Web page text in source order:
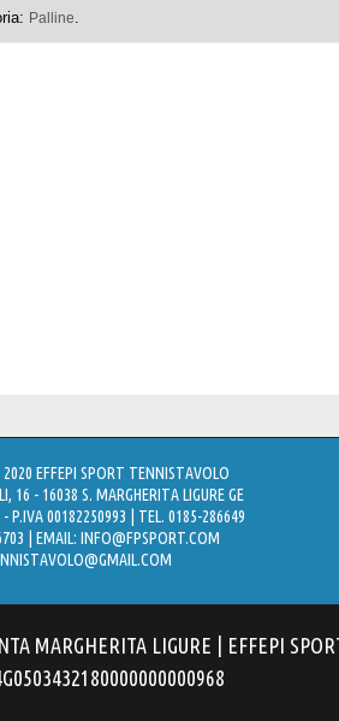
Palline.
EFFEPI SPORT TENNISTAVOLO
16 - 16038 S. MARGHERITA LIGURE GE
P.IVA 00182250993 | TEL. 0185-286649
| EMAIL: INFO@FPSPORT.COM
MARGHERITA LIGURE | EFFEPI